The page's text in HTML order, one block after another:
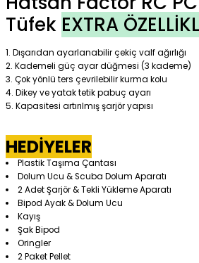
Tüfek EXTRA
Dışarıdan ayarlanabilir çekiç valf ağırlığı
Kademeli güç ayar düğmesi (3 kademe)
Çok yönlü ters çevrilebilir kurma kolu
Dikey ve yatak tetik pabuç ayarı
Kapasitesi artırılmış şarjör yapısı
HEDİYELER
Plastik Taşıma Çantası
Dolum Ucu & Scuba Dolum Aparatı
2 Adet Şarjör & Tekli Yükleme Aparatı
Bipod Ayak & Dolum Ucu
Kayış
Şak Bipod
Oringler
2 Paket Pellet